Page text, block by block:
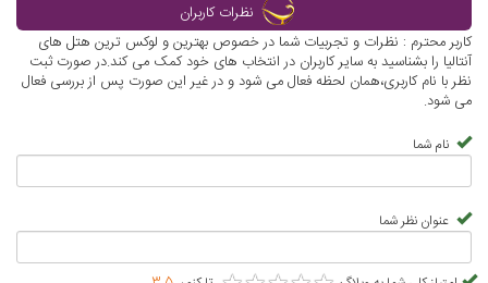
نظرات کاربران
کاربر محترم : نظرات و تجربیات شما در خصوص بهترین و لوکس ترین هتل‌ های
آنتالیا را بشناسید به سایر کاربران در انتخاب های خود کمک می کند.در صورت ثبت
نظر با نام کاربری،همان لحظه فعال می شود و در غیر این صورت پس از بررسی فعال
می شود.
نام شما
عنوان نظر شما